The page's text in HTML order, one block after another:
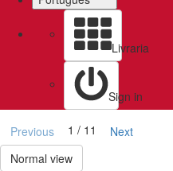
Livraria
Sign in
Previous 1 / 11
Next
Normal view